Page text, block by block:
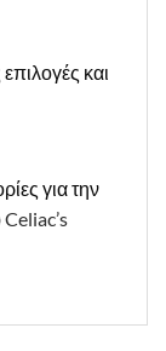
και
για την
Celiac’s